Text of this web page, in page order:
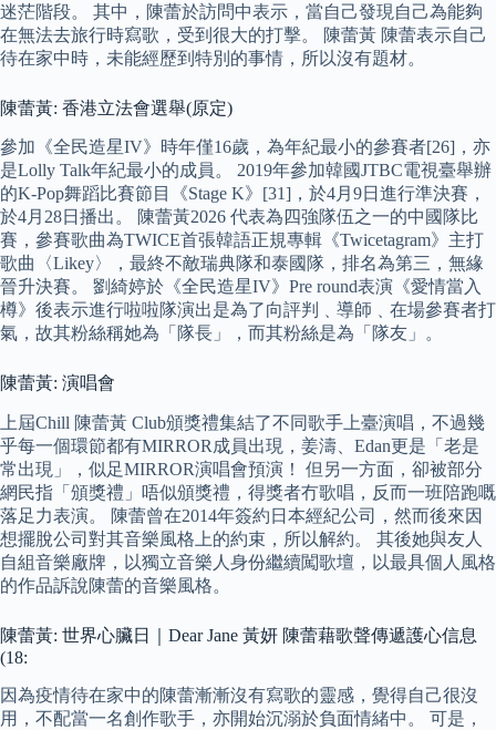
迷茫階段。 其中，陳蕾於訪問中表示，當自己發現自己為能夠
在無法去旅行時寫歌，受到很大的打擊。 陳蕾黃 陳蕾表示自己
待在家中時，未能經歷到特別的事情，所以沒有題材。
陳蕾黃: 香港立法會選舉(原定)
參加《全民造星IV》時年僅16歲，為年紀最小的參賽者[26]，亦
是Lolly Talk年紀最小的成員。 2019年參加韓國JTBC電視臺舉辦
的K-Pop舞蹈比賽節目《Stage K》[31]，於4月9日進行準決賽，
於4月28日播出。 陳蕾黃2026 代表為四強隊伍之一的中國隊比
賽，參賽歌曲為TWICE首張韓語正規專輯《Twicetagram》主打
歌曲〈Likey〉，最終不敵瑞典隊和泰國隊，排名為第三，無緣
晉升決賽。 劉綺婷於《全民造星IV》Pre round表演《愛情當入
樽》後表示進行啦啦隊演出是為了向評判﹑導師﹑在場參賽者打
氣，故其粉絲稱她為「隊長」，而其粉絲是為「隊友」。
陳蕾黃: 演唱會
上屆Chill 陳蕾黃 Club頒獎禮集結了不同歌手上臺演唱，不過幾
乎每一個環節都有MIRROR成員出現，姜濤、Edan更是「老是
常出現」，似足MIRROR演唱會預演！ 但另一方面，卻被部分
網民指「頒獎禮」唔似頒獎禮，得獎者冇歌唱，反而一班陪跑嘅
落足力表演。 陳蕾曾在2014年簽約日本經紀公司，然而後來因
想擺脫公司對其音樂風格上的約束，所以解約。 其後她與友人
自組音樂廠牌，以獨立音樂人身份繼續闖歌壇，以最具個人風格
的作品訴說陳蕾的音樂風格。
陳蕾黃: 世界心臟日｜Dear Jane 黃妍 陳蕾藉歌聲傳遞護心信息
(18:
因為疫情待在家中的陳蕾漸漸沒有寫歌的靈感，覺得自己很沒
用，不配當一名創作歌手，亦開始沉溺於負面情緒中。 可是，